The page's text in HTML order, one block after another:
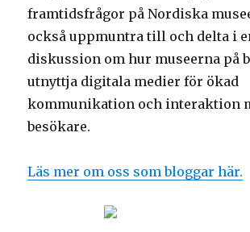
framtidsfrågor på Nordiska
också uppmuntra till och delta i
diskussion om hur museerna på
utnyttja digitala medier för ökad
kommunikation och interaktion
besökare.
Läs mer om oss som bloggar här.